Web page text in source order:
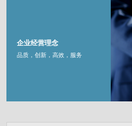
企业经营理念
品质，创新，高效，服务